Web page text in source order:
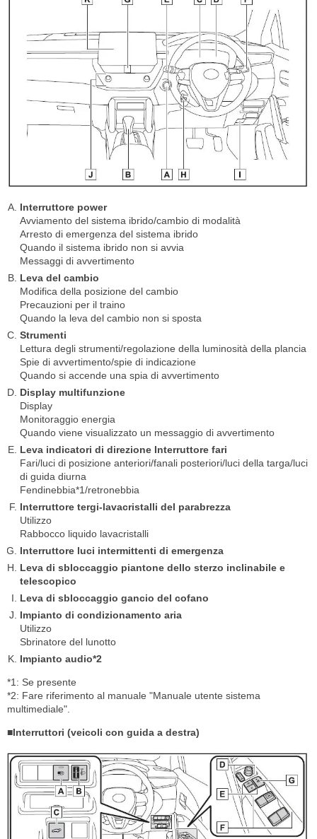
Interruttore power
Avviamento del sistema ibrido/cambio di modalità
Arresto di emergenza del sistema ibrido
Quando il sistema ibrido non si avvia
Messaggi di avvertimento
Leva del cambio
Modifica della posizione del cambio
Precauzioni per il traino
Quando la leva del cambio non si sposta
Strumenti
Lettura degli strumenti/regolazione della luminosità della plancia
Spie di avvertimento/spie di indicazione
Quando si accende una spia di avvertimento
Display multifunzione
Display
Monitoraggio energia
Quando viene visualizzato un messaggio di avvertimento
Leva indicatori di direzione Interruttore fari
Fari/luci di posizione anteriori/fanali posteriori/luci della targa/luci
di guida diurna
Fendinebbia*1/retronebbia
Interruttore tergi-lavacristalli del parabrezza
Utilizzo
Rabbocco liquido lavacristalli
Interruttore luci intermittenti di emergenza
Leva di sbloccaggio piantone dello sterzo inclinabile e
telescopico
Leva di sbloccaggio gancio del cofano
Impianto di condizionamento aria
Utilizzo
Sbrinatore del lunotto
Impianto audio*2
*1: Se presente
*2: Fare riferimento al manuale "Manuale utente sistema
multimediale".
■Interruttori (veicoli con guida a destra)